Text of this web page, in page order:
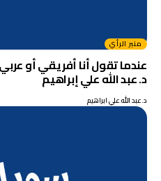
منبر الرأي
عندما تقول أنا أفريقي أو
د. عبد الله علي إبراهيم
د.عبد الله علي ابراهيم